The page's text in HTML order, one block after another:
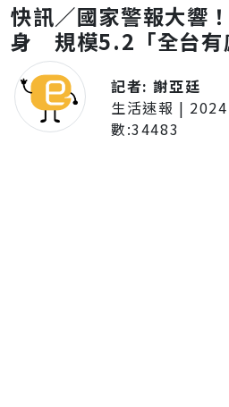
快訊／國家警報大響
身 規模5.2「全台有
記者:謝亞廷
生活速報 |
數:34483